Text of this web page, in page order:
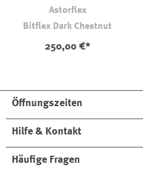
Astorflex
Bitflex Dark Chestnut
250,00 €*
Öffnungszeiten
Hilfe & Kontakt
Häufige Fragen